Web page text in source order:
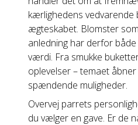
kærlighedens vedvarende
ægteskabet. Blomster
anledning har derfor
værdi. Fra smukke
oplevelser – temaet
spændende muligheder.
Overvej parrets
du vælger en gave. Er de